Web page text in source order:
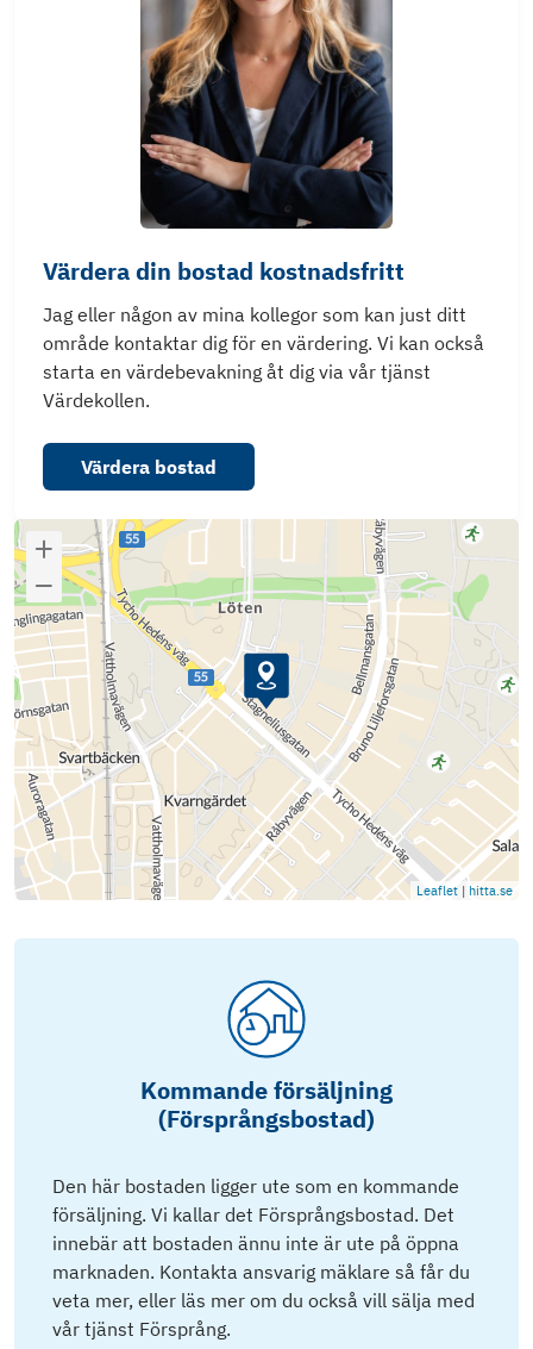
Värdera din bostad kostnadsfritt
Jag eller någon av mina kollegor som kan just ditt
område kontaktar dig för en värdering. Vi kan också
starta en värdebevakning åt dig via vår tjänst
Värdekollen.
Värdera bostad
Leaflet | hitta.se
Kommande försäljning
(Försprångsbostad)
Den här bostaden ligger ute som en kommande
försäljning. Vi kallar det Försprångsbostad. Det
innebär att bostaden ännu inte är ute på öppna
marknaden. Kontakta ansvarig mäklare så får du
veta mer, eller läs mer om du också vill sälja med
vår tjänst Försprång.